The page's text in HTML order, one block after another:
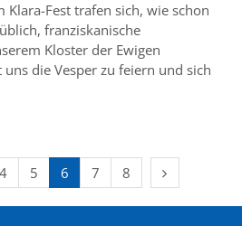
Klara-Fest trafen sich, wie schon
franziskanische
Kloster der Ewigen
die Vesper zu feiern und sich
4 5 6 7 8 Nächste Seite